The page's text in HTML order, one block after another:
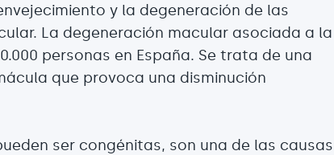
y la degeneración de las
La degeneración macular asociada a la
personas en España. Se trata de una
que provoca una disminución
ser congénitas, son una de las causas